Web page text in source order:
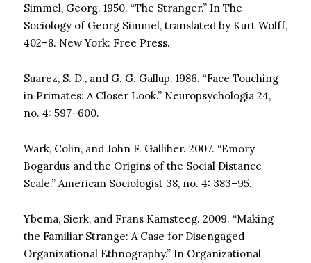
Simmel, Georg. 1950. “The Stranger.” In The
Sociology of Georg Simmel, translated by Kurt Wolff,
402–8. New York: Free Press.
Suarez, S. D., and G. G. Gallup. 1986. “Face Touching
in Primates: A Closer Look.” Neuropsychologia 24,
no. 4: 597–600.
Wark, Colin, and John F. Galliher. 2007. “Emory
Bogardus and the Origins of the Social Distance
Scale.” American Sociologist 38, no. 4: 383–95.
Ybema, Sierk, and Frans Kamsteeg. 2009. “Making
the Familiar Strange: A Case for Disengaged
Organizational Ethnography.” In Organizational